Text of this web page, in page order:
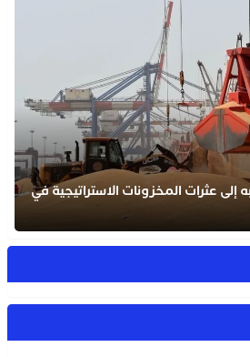
إلى عثرات المخزونات الاستراتيجية في